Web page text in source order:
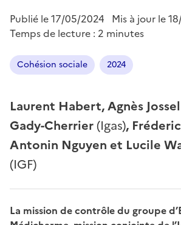
Publié le17/05/2024 Mis à jour le
Temps de lecture : 2 minutes
Cohésion sociale 2024
Laurent Habert, Agnès
Gady-Cherrier(Igas),
Antonin Nguyen et Lucile
(IGF)
La mission de contrôle du groupe